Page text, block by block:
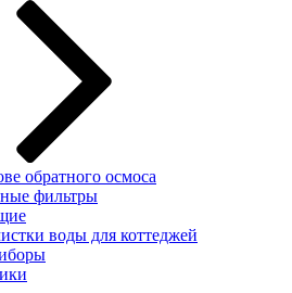
обратного осмоса
фильтры
воды для коттеджей